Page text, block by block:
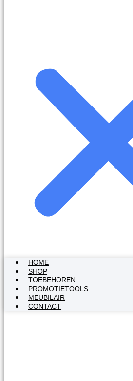
HOME
SHOP
TOEBEHOREN
PROMOTIETOOLS
MEUBILAIR
CONTACT